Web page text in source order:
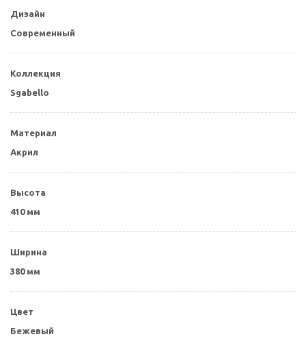
Дизайн
Современный
Коллекция
Sgabello
Материал
Акрил
Высота
410 мм
Ширина
380 мм
Цвет
Бежевый